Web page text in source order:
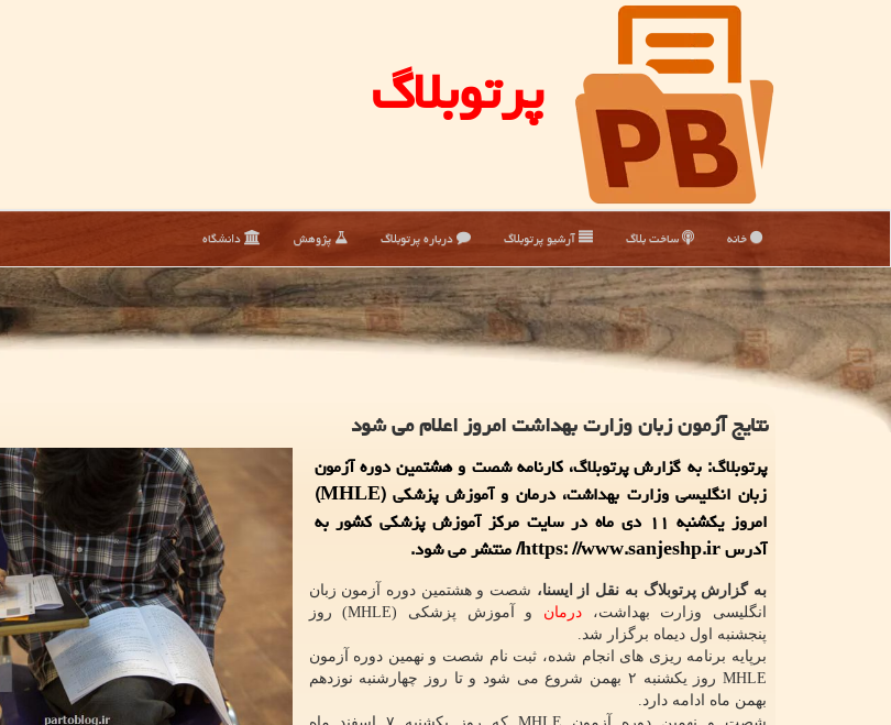
پرتوبلاگ
خانه ساخت بلاگ آرشیو پرتوبلاگ درباره پرتوبلاگ پژوهش دانشگاه
نتایج آزمون زبان وزارت بهداشت امروز اعلام می شود
پرتوبلاگ: به گزارش پرتوبلاگ، کارنامه شصت و هشتمین دوره آزمون
زبان انگلیسی وزارت بهداشت، درمان و آموزش پزشکی (MHLE)
امروز یکشنبه ۱۱ دی ماه در سایت مرکز آموزش پزشکی کشور به
آدرس https: //www.sanjeshp.ir/ منتشر می شود.
به گزارش پرتوبلاگ به نقل از ایسنا، شصت و هشتمین دوره آزمون زبان
انگلیسی وزارت بهداشت،درمان
و آموزش پزشکی (MHLE) روز
پنجشنبه اول دیماه برگزار شد.
برپایه برنامه ریزی های انجام شده، ثبت نام شصت و نهمین دوره آزمون
MHLE روز یکشنبه ۲ بهمن شروع می شود و تا روز چهارشنبه نوزدهم
بهمن ماه ادامه دارد.